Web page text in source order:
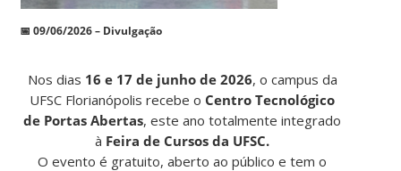
📅09/06/2026 – Divulgação
Nos dias 16 e 17 de junho de 2026, o campus da
UFSC Florianópolis recebe o Centro Tecnológico
de Portas Abertas, este ano totalmente integrado
à Feira de Cursos da UFSC.
O evento é gratuito, aberto ao público e tem o